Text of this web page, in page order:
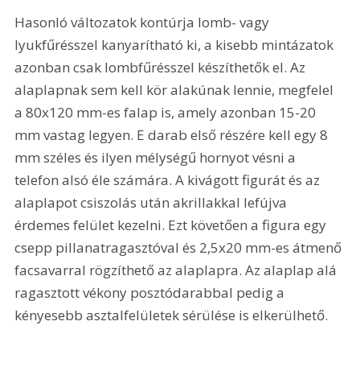
Hasonló változatok kontúrja lomb- vagy
lyukfűrésszel kanyarítható ki, a kisebb mintázatok
azonban csak lombfűrésszel készíthetők el. Az
alaplapnak sem kell kör alakúnak lennie, megfelel
a 80x120 mm-es falap is, amely azonban 15-20
mm vastag legyen. E darab első részére kell egy 8
mm széles és ilyen mélységű hornyot vésni a
telefon alsó éle számára. A kivágott figurát és az
alaplapot csiszolás után akrillakkal lefújva
érdemes felület kezelni. Ezt követően a figura egy
csepp pillanatragasztóval és 2,5x20 mm-es átmenő
facsavarral rögzíthető az alaplapra. Az alaplap alá
ragasztott vékony posztódarabbal pedig a
kényesebb asztalfelületek sérülése is elkerülhető.